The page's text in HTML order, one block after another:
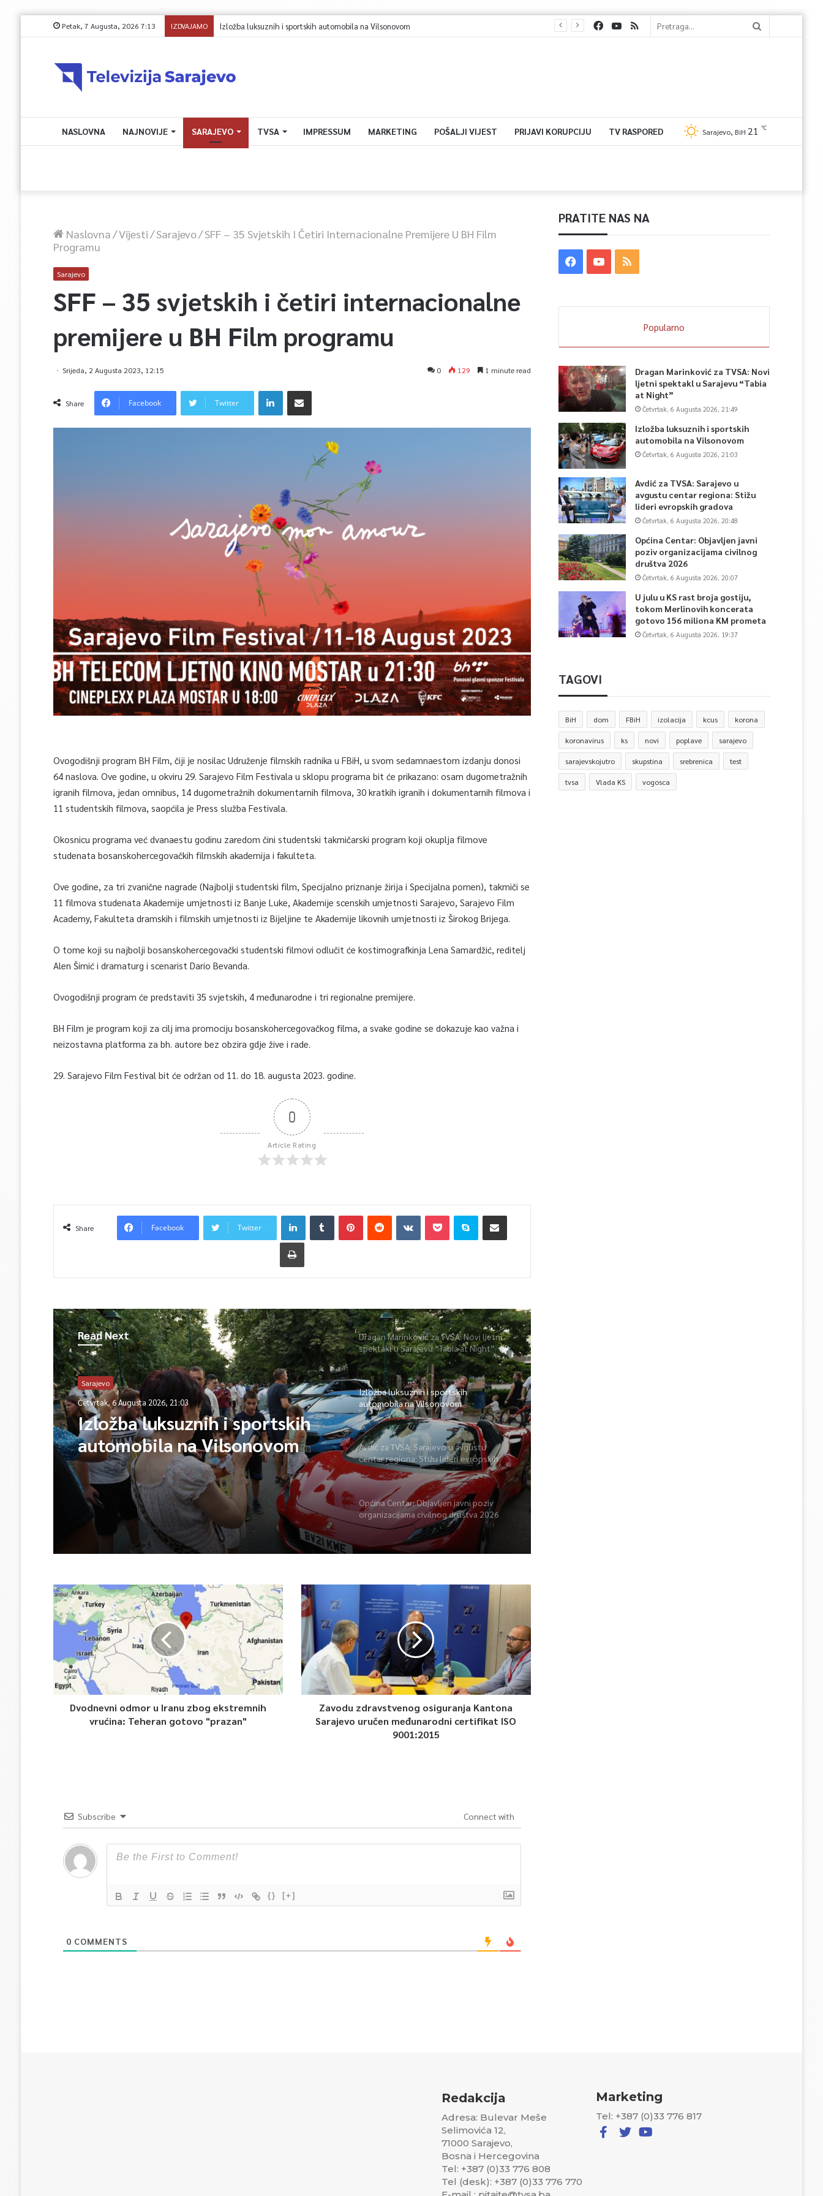
Petak, 7 Augusta, 2026 7:13 IZDVAJAMO Izložba luksuznih i sportskih automobila na Vilsonovom
NASLOVNA NAJNOVIJE SARAJEVO TVSA IMPRESSUM MARKETING POŠALJI VIJEST PRIJAVI KORUPCIJU TV RASPORED Sarajevo, BiH 21 ℃
Naslovna/Vijesti/Sarajevo/SFF – 35 Svjetskih I Četiri Internacionalne Premijere U BH Film
Programu
Sarajevo
SFF – 35 svjetskih i četiri internacionalne
premijere u BH Film programu
Srijeda, 2 Augusta 2023, 12:15 0 129 1 minute read
Share Facebook Twitter
Ovogodišnji program BH Film, čiji je nosilac Udruženje filmskih radnika u FBiH, u svom sedamnaestom izdanju donosi
64 naslova. Ove godine, u okviru 29. Sarajevo Film Festivala u sklopu programa bit će prikazano: osam dugometražnih
igranih filmova, jedan omnibus, 14 dugometražnih dokumentarnih filmova, 30 kratkih igranih i dokumentarnih filmova i
11 studentskih filmova, saopćila je Press služba Festivala.
Okosnicu programa već dvanaestu godinu zaredom čini studentski takmičarski program koji okuplja filmove
studenata bosanskohercegovačkih filmskih akademija i fakulteta.
Ove godine, za tri zvanične nagrade (Najbolji studentski film, Specijalno priznanje žirija i Specijalna pomen), takmiči se
11 filmova studenata Akademije umjetnosti iz Banje Luke, Akademije scenskih umjetnosti Sarajevo, Sarajevo Film
Academy, Fakulteta dramskih i filmskih umjetnosti iz Bijeljine te Akademije likovnih umjetnosti iz Širokog Brijega.
O tome koji su najbolji bosanskohercegovački studentski filmovi odlučit će kostimografkinja Lena Samardžić, reditelj
Alen Šimić i dramaturg i scenarist Dario Bevanda.
Ovogodišnji program će predstaviti 35 svjetskih, 4 međunarodne i tri regionalne premijere.
BH Film je program koji za cilj ima promociju bosanskohercegovačkog filma, a svake godine se dokazuje kao važna i
neizostavna platforma za bh. autore bez obzira gdje žive i rade.
29. Sarajevo Film Festival bit će održan od 11. do 18. augusta 2023. godine.
0
Article Rating
Share Facebook Twitter
Read Next
Sarajevo
Četvrtak, 6 Augusta 2026, 21:03
Izložba luksuznih i sportskih
automobila na Vilsonovom
Dragan Marinković za TVSA: Novi ljetni
spektakl u Sarajevu “Tabia at Night”
Izložba luksuznih i sportskih
automobila na Vilsonovom
Avdić za TVSA: Sarajevo u avgustu
centar regiona: Stižu lideri evropskih
gradova
Općina Centar: Objavljen javni poziv
organizacijama civilnog društva 2026
Dvodnevni odmor u Iranu zbog ekstremnih
vrućina: Teheran gotovo "prazan"
Zavodu zdravstvenog osiguranja Kantona
Sarajevo uručen međunarodni certifikat ISO
9001:2015
Subscribe Connect with
{} [+]
0 COMMENTS
PRATITE NAS NA
Popularno
Dragan Marinković za TVSA: Novi
ljetni spektakl u Sarajevu “Tabia
at Night”
Četvrtak, 6 Augusta 2026, 21:49
Izložba luksuznih i sportskih
automobila na Vilsonovom
Četvrtak, 6 Augusta 2026, 21:03
Avdić za TVSA: Sarajevo u
avgustu centar regiona: Stižu
lideri evropskih gradova
Četvrtak, 6 Augusta 2026, 20:48
Općina Centar: Objavljen javni
poziv organizacijama civilnog
društva 2026
Četvrtak, 6 Augusta 2026, 20:07
U julu u KS rast broja gostiju,
tokom Merlinovih koncerata
gotovo 156 miliona KM prometa
Četvrtak, 6 Augusta 2026, 19:37
TAGOVI
BiH dom FBiH izolacija kcus korona
koronavirus ks novi poplave sarajevo
sarajevskojutro skupstina srebrenica test
tvsa Vlada KS vogosca
Redakcija
Adresa: Bulevar Meše
Selimovića 12,
71000 Sarajevo,
Bosna i Hercegovina
Tel: +387 (0)33 776 808
Tel (desk): +387 (0)33 776 770
Marketing
Tel: +387 (0)33 776 817